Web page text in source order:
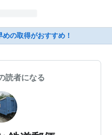
の取得がおすすめ！
読者になる